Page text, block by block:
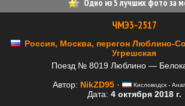
Одно из 5 лучших фото за
ЧМЭ3-2517
Россия, Москва, перегон Люблино-
Угрешская
Поезд № 8019 Люблино —
Автор: NikZD95 · Кисловодск -
Дата: 4 октября 2018 г.